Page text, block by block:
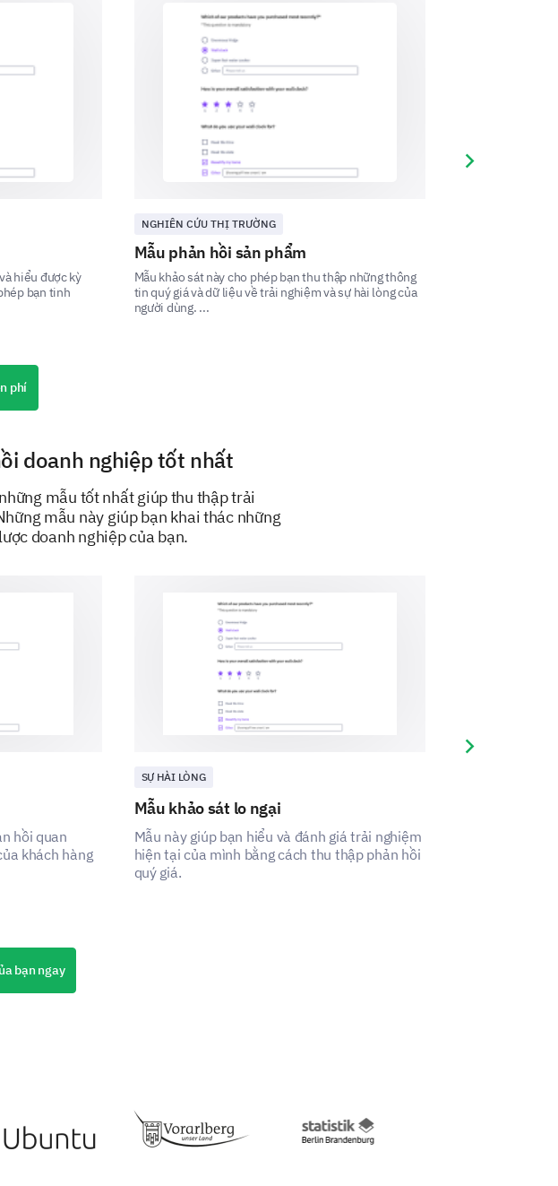
encounter that stood out to you, either positively
you would like to see from 1 (most
suggestions or comments you have to help us
hiểu được kỳ
bạn tinh
NGHIÊN CỨU THỊ TRƯỜNG
Mẫu phản hồi sản phẩm
Mẫu khảo sát này cho phép bạn thu thập những thông
tin quý giá và dữ liệu về trải nghiệm và sự hài lòng của
người dùng. ...
Next slide
phí
doanh nghiệp tốt nhất
mẫu tốt nhất giúp thu thập trải
mẫu này giúp bạn khai thác những
doanh nghiệp của bạn.
hồi quan
khách hàng
SỰ HÀI LÒNG
Mẫu khảo sát lo ngại
Mẫu này giúp bạn hiểu và đánh giá trải nghiệm
hiện tại của mình bằng cách thu thập phản hồi
quý giá.
Next slide
bạn ngay